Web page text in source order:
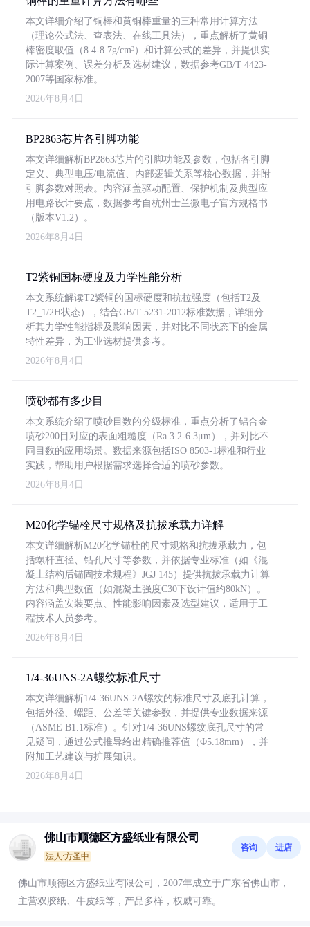
本文详细介绍了铜棒和黄铜棒重量的三种常用计算方法
（理论公式法、查表法、在线工具法），重点解析了黄铜
棒密度取值（8.4-8.7g/cm³）和计算公式的差异，并提供实
际计算案例、误差分析及选材建议，数据参考GB/T 4423-
2007等国家标准。
2026年8月4日
BP2863芯片各引脚功能
本文详细解析BP2863芯片的引脚功能及参数，包括各引脚
定义、典型电压/电流值、内部逻辑关系等核心数据，并附
引脚参数对照表。内容涵盖驱动配置、保护机制及典型应
用电路设计要点，数据参考自杭州士兰微电子官方规格书
（版本V1.2）。
2026年8月4日
T2紫铜国标硬度及力学性能分析
本文系统解读T2紫铜的国标硬度和抗拉强度（包括T2及
T2_1/2H状态），结合GB/T 5231-2012标准数据，详细分
析其力学性能指标及影响因素，并对比不同状态下的金属
特性差异，为工业选材提供参考。
2026年8月4日
喷砂都有多少目
本文系统介绍了喷砂目数的分级标准，重点分析了铝合金
喷砂200目对应的表面粗糙度（Ra 3.2-6.3μm），并对比不
同目数的应用场景。数据来源包括ISO 8503-1标准和行业
实践，帮助用户根据需求选择合适的喷砂参数。
2026年8月4日
M20化学锚栓尺寸规格及抗拔承载力详解
本文详细解析M20化学锚栓的尺寸规格和抗拔承载力，包
括螺杆直径、钻孔尺寸等参数，并依据专业标准（如《混
凝土结构后锚固技术规程》JGJ 145）提供抗拔承载力计算
方法和典型数值（如混凝土强度C30下设计值约80kN）。
内容涵盖安装要点、性能影响因素及选型建议，适用于工
程技术人员参考。
2026年8月4日
1/4-36UNS-2A螺纹标准尺寸
本文详细解析1/4-36UNS-2A螺纹的标准尺寸及底孔计算，
包括外径、螺距、公差等关键参数，并提供专业数据来源
（ASME B1.1标准）。针对1/4-36UNS螺纹底孔尺寸的常
见疑问，通过公式推导给出精确推荐值（Φ5.18mm），并
附加工艺建议与扩展知识。
2026年8月4日
佛山市顺德区方盛纸业有限公司
法人:方圣中
咨询 进店
佛山市顺德区方盛纸业有限公司，2007年成立于广东省佛山市，
主营双胶纸、牛皮纸等，产品多样，权威可靠。